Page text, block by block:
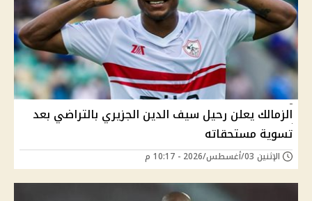
الزمالك يعلن رحيل سيف الدين الجزيري بالتراضي بعد
تسوية مستحقاته
الإثنين 03/أغسطس/2026 - 10:17 م